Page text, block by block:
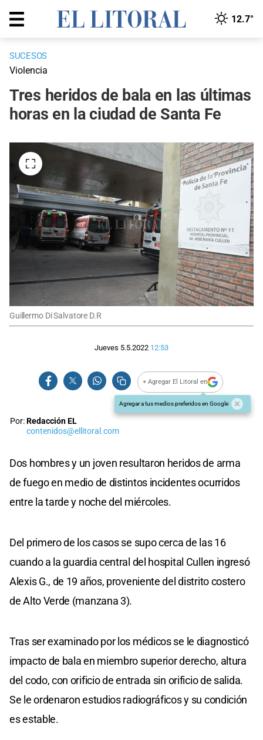
12.7°
SUCESOS
Violencia
Tres heridos de bala en las últimas
horas en la ciudad de Santa Fe
Guillermo Di Salvatore D.R
Jueves 5.5.2022 12:53
+ Agregar El Litoral en
Agregar a tus medios preferidos en Google
Por:Redacción EL
contenidos@ellitoral.com
Dos hombres y un joven resultaron heridos de arma
de fuego en medio de distintos incidentes ocurridos
entre la tarde y noche del miércoles.
Del primero de los casos se supo cerca de las 16
cuando a la guardia central del hospital Cullen ingresó
Alexis G., de 19 años, proveniente del distrito costero
de Alto Verde (manzana 3).
Tras ser examinado por los médicos se le diagnosticó
impacto de bala en miembro superior derecho, altura
del codo, con orificio de entrada sin orificio de salida.
Se le ordenaron estudios radiográficos y su condición
es estable.